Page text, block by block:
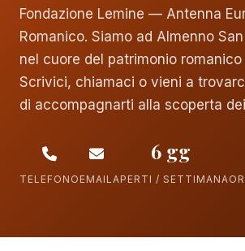
Fondazione Lemine — Antenna
Romanico. Siamo ad Almenno
nel cuore del patrimonio
Scrivici, chiamaci o vieni a
di accompagnarti alla scoperta
TELEFONO EMAIL
6 gg
APERTI / SETTIMANA